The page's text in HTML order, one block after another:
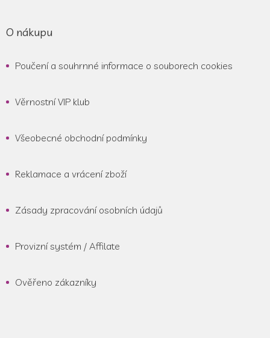
O nákupu
Poučení a souhrnné informace o souborech cookies
Věrnostní VIP klub
Všeobecné obchodní podmínky
Reklamace a vrácení zboží
Zásady zpracování osobních údajů
Provizní systém / Affilate
Ověřeno zákazníky